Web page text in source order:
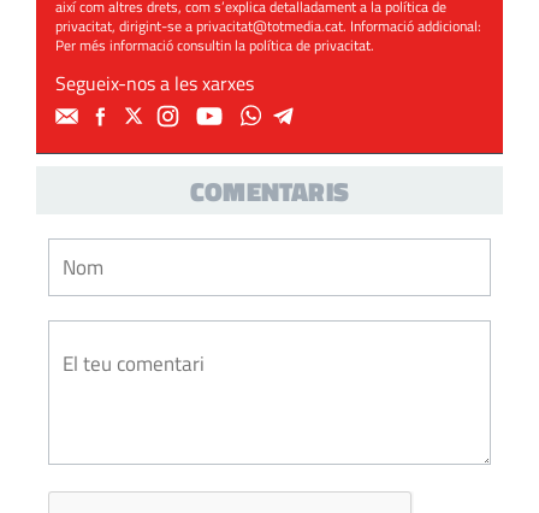
així com altres drets, com s’explica detalladament a la política de
privacitat, dirigint-se aprivacitat@totmedia.cat. Informació addicional:
Per més informació consultin lapolítica de privacitat.
Segueix-nos a les xarxes
COMENTARIS